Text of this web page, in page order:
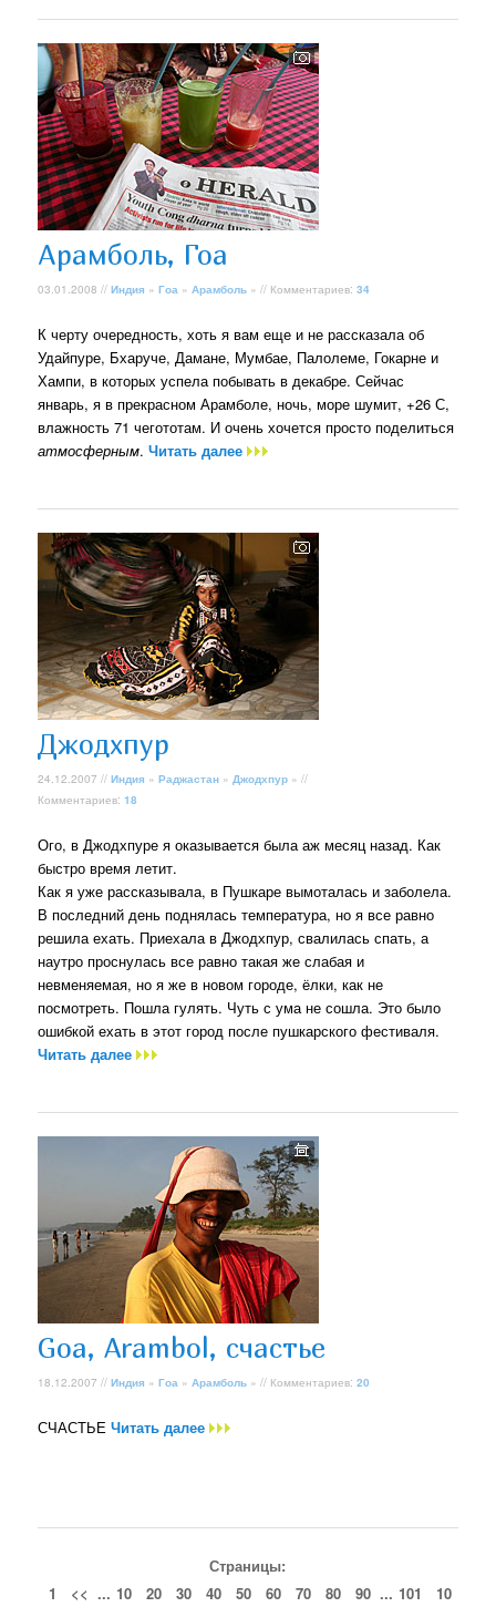
Арамболь, Гоа
03.01.2008 //Индия »Гоа »Арамболь » // Комментариев:34
К черту очередность, хоть я вам еще и не рассказала об
Удайпуре, Бхаруче, Дамане, Мумбае, Палолеме, Гокарне и
Хампи, в которых успела побывать в декабре. Сейчас
январь, я в прекрасном Арамболе, ночь, море шумит, +26 С,
влажность 71 чегототам. И очень хочется просто поделиться
атмосферным.Читать далее
Джодхпур
24.12.2007 //Индия »Раджастан » Джодхпур » //
Комментариев:18
Ого, в Джодхпуре я оказывается была аж месяц назад. Как
быстро время летит.
Как я уже рассказывала, в Пушкаре вымоталась и заболела.
В последний день поднялась температура, но я все равно
решила ехать. Приехала в Джодхпур, свалилась спать, а
наутро проснулась все равно такая же слабая и
невменяемая, но я же в новом городе, ёлки, как не
посмотреть. Пошла гулять. Чуть с ума не сошла. Это было
ошибкой ехать в этот город после пушкарского фестиваля.
Читать далее
Goa, Arambol, счастье
18.12.2007 //Индия »Гоа »Арамболь » // Комментариев:20
СЧАСТЬЕЧитать далее
Страницы:
1
<< ... 10 20 30 40 50 60 70 80 90 ... 101 10